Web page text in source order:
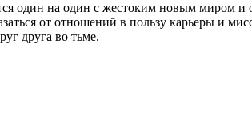
один на один с жестоким новым миром
от отношений в пользу карьеры и
друга во тьме.